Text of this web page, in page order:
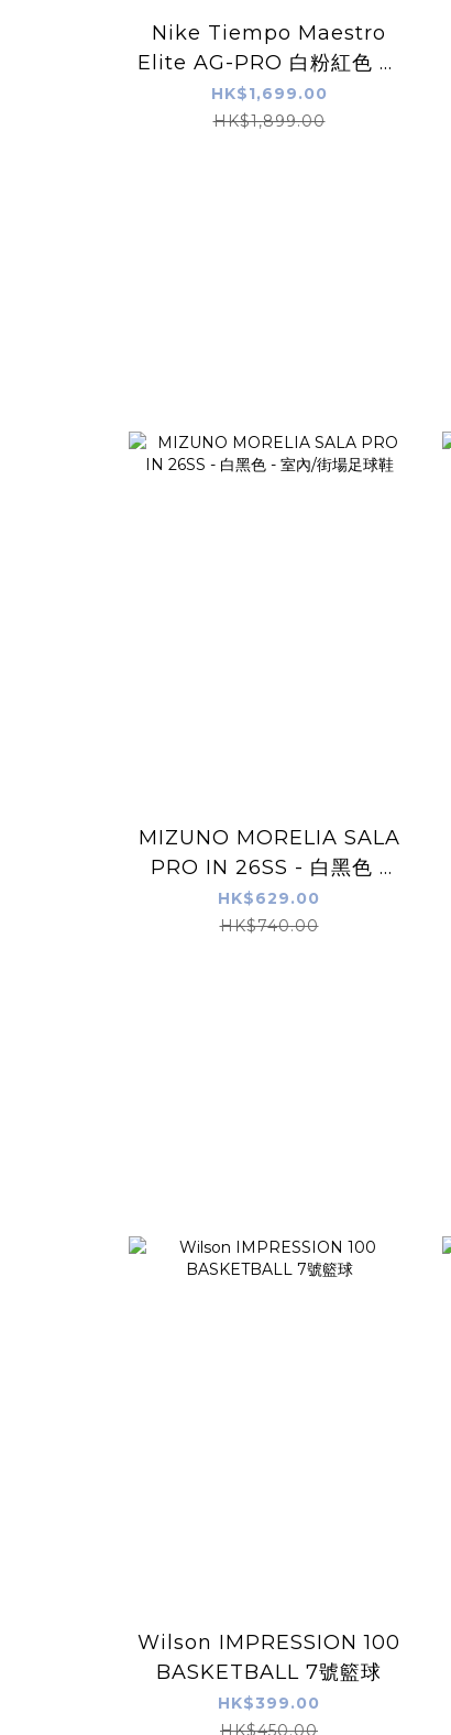
Nike Tiempo Maestro
Elite AG-PRO 白粉紅色 草
地/仿草足球鞋
HK$1,699.00
HK$1,899.00
MIZUNO MORELIA SALA
PRO IN 26SS - 白黑色 -
室內/街場足球鞋
HK$629.00
HK$740.00
Wilson IMPRESSION 100
BASKETBALL 7號籃球
HK$399.00
HK$450.00